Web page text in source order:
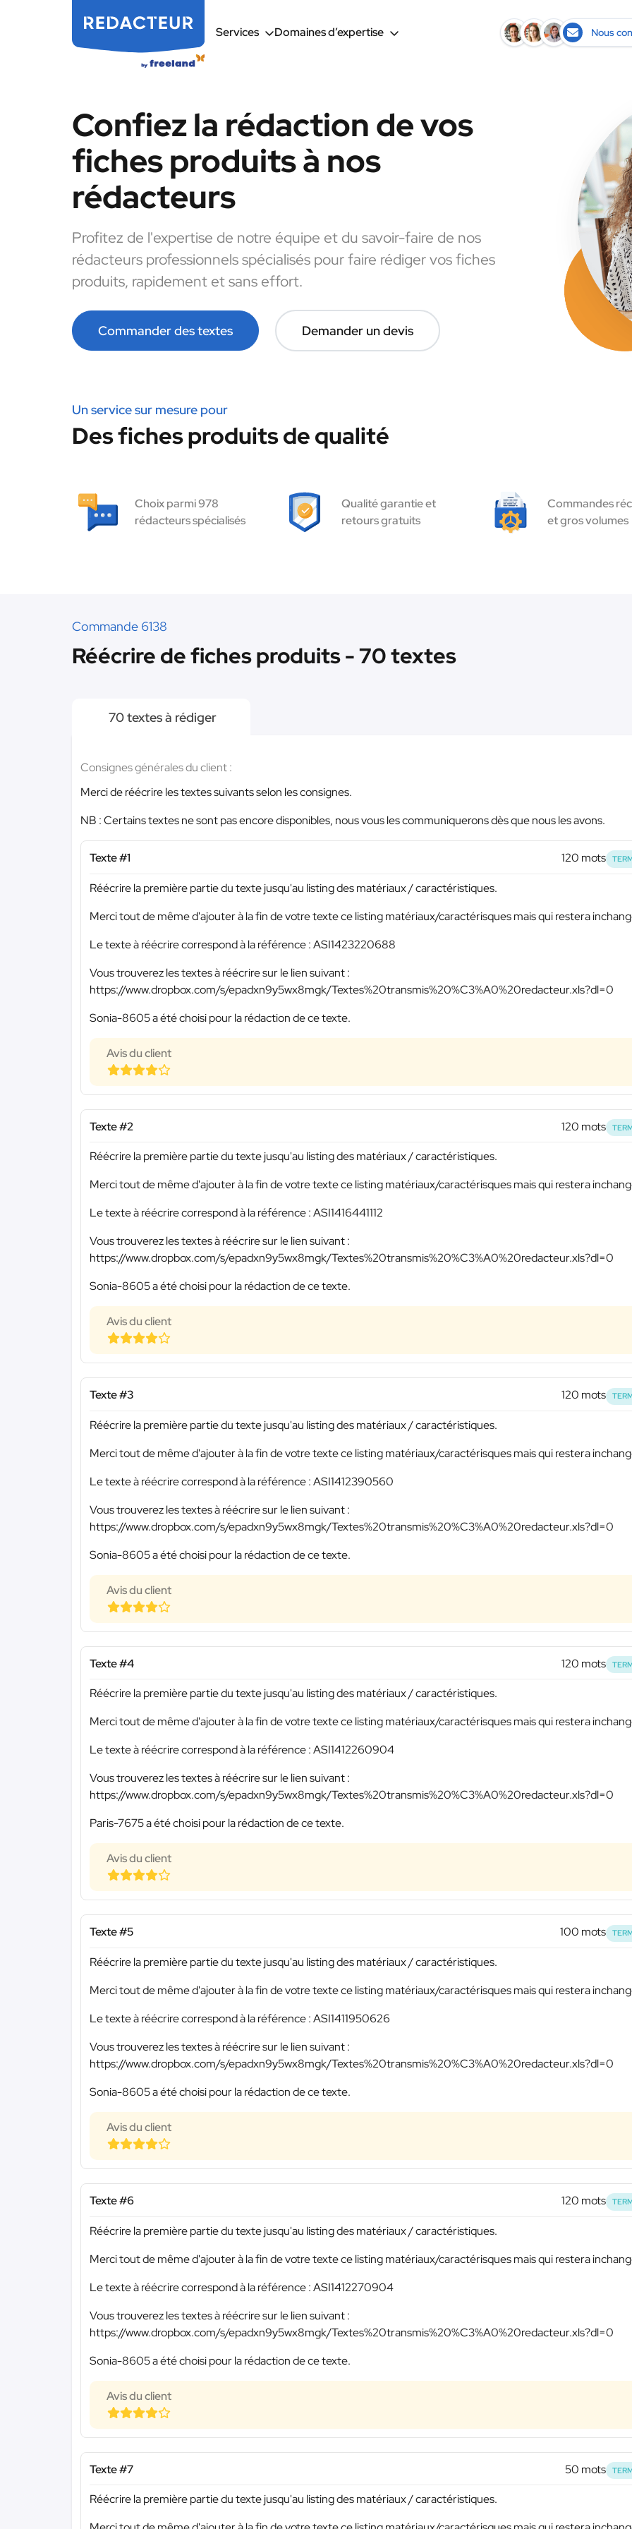
Services Domaines d’expertise Nous
Confiez la rédaction de vos
fiches produits à nos
rédacteurs
Profitez de l'expertise de notre équipe et du savoir-faire de nos
rédacteurs professionnels spécialisés pour faire rédiger vos fiches
produits, rapidement et sans effort.
Commander des textes Demander un devis
Un service sur mesure pour
Des fiches produits de qualité
Choix parmi 978
rédacteurs spécialisés
Qualité garantie et
retours gratuits
Commandes
et gros volumes
Commande 6138
Réécrire de fiches produits - 70 textes
70 textes à rédiger
Consignes générales du client :
Merci de réécrire les textes suivants selon les consignes.
NB : Certains textes ne sont pas encore disponibles, nous vous les communiquerons dès que nous les avons.
Texte #1 120 mots
Réécrire la première partie du texte jusqu'au listing des matériaux / caractéristiques.
Merci tout de même d'ajouter à la fin de votre texte ce listing matériaux/caractérisques mais qui restera
Le texte à réécrire correspond à la référence : ASI1423220688
Vous trouverez les textes à réécrire sur le lien suivant :
https://www.dropbox.com/s/epadxn9y5wx8mgk/Textes%20transmis%20%C3%A0%20redacteur.xls?dl=0
Sonia-8605 a été choisi pour la rédaction de ce texte.
Avis du client
Texte #2 120 mots
Réécrire la première partie du texte jusqu'au listing des matériaux / caractéristiques.
Merci tout de même d'ajouter à la fin de votre texte ce listing matériaux/caractérisques mais qui restera
Le texte à réécrire correspond à la référence : ASI1416441112
Vous trouverez les textes à réécrire sur le lien suivant :
https://www.dropbox.com/s/epadxn9y5wx8mgk/Textes%20transmis%20%C3%A0%20redacteur.xls?dl=0
Sonia-8605 a été choisi pour la rédaction de ce texte.
Avis du client
Texte #3 120 mots
Réécrire la première partie du texte jusqu'au listing des matériaux / caractéristiques.
Merci tout de même d'ajouter à la fin de votre texte ce listing matériaux/caractérisques mais qui restera
Le texte à réécrire correspond à la référence : ASI1412390560
Vous trouverez les textes à réécrire sur le lien suivant :
https://www.dropbox.com/s/epadxn9y5wx8mgk/Textes%20transmis%20%C3%A0%20redacteur.xls?dl=0
Sonia-8605 a été choisi pour la rédaction de ce texte.
Avis du client
Texte #4 120 mots
Réécrire la première partie du texte jusqu'au listing des matériaux / caractéristiques.
Merci tout de même d'ajouter à la fin de votre texte ce listing matériaux/caractérisques mais qui restera
Le texte à réécrire correspond à la référence : ASI1412260904
Vous trouverez les textes à réécrire sur le lien suivant :
https://www.dropbox.com/s/epadxn9y5wx8mgk/Textes%20transmis%20%C3%A0%20redacteur.xls?dl=0
Paris-7675 a été choisi pour la rédaction de ce texte.
Avis du client
Texte #5 100 mots
Réécrire la première partie du texte jusqu'au listing des matériaux / caractéristiques.
Merci tout de même d'ajouter à la fin de votre texte ce listing matériaux/caractérisques mais qui restera
Le texte à réécrire correspond à la référence : ASI1411950626
Vous trouverez les textes à réécrire sur le lien suivant :
https://www.dropbox.com/s/epadxn9y5wx8mgk/Textes%20transmis%20%C3%A0%20redacteur.xls?dl=0
Sonia-8605 a été choisi pour la rédaction de ce texte.
Avis du client
Texte #6 120 mots
Réécrire la première partie du texte jusqu'au listing des matériaux / caractéristiques.
Merci tout de même d'ajouter à la fin de votre texte ce listing matériaux/caractérisques mais qui restera
Le texte à réécrire correspond à la référence : ASI1412270904
Vous trouverez les textes à réécrire sur le lien suivant :
https://www.dropbox.com/s/epadxn9y5wx8mgk/Textes%20transmis%20%C3%A0%20redacteur.xls?dl=0
Sonia-8605 a été choisi pour la rédaction de ce texte.
Avis du client
Texte #7 50 mots
Réécrire la première partie du texte jusqu'au listing des matériaux / caractéristiques.